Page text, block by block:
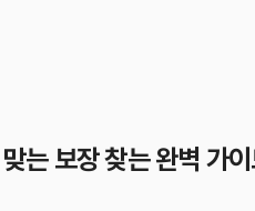
는 보장 찾는 완벽 가